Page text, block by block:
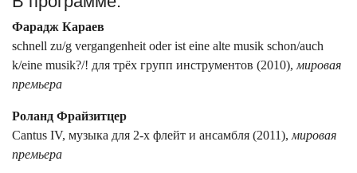
Фарадж Караев
schnell zu/g vergangenheit oder ist eine alte musik schon/auch
k/eine musik?/! для трёх групп инструментов (2010), мировая
премьера
Роланд Фрайзитцер
Cantus IV, музыка для 2-х флейт и ансамбля (2011), мировая
премьера